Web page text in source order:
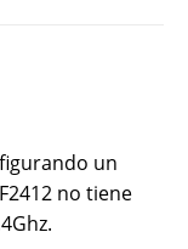
un
no tiene